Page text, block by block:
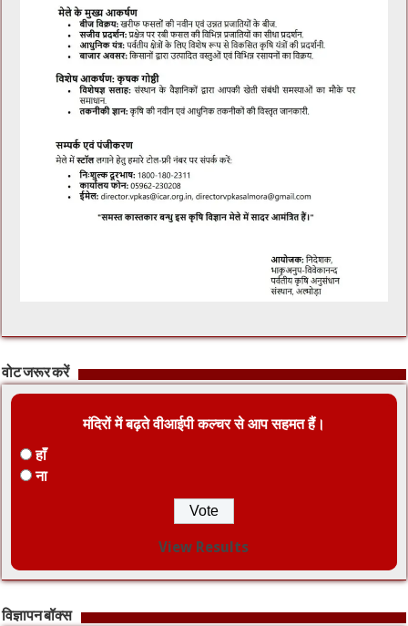
वोट जरूर करें
मंदिरों में बढ़ते वीआईपी कल्चर से आप सहमत हैं।
हाँ
ना
View Results
विज्ञापन बॉक्स